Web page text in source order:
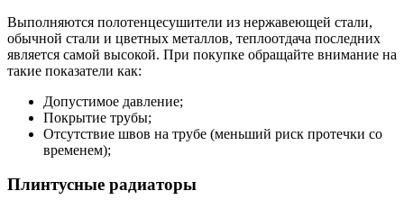
Выполняются полотенцесушители из нержавеющей стали,
обычной стали и цветных металлов, теплоотдача последних
является самой высокой. При покупке обращайте внимание на
такие показатели как:
Допустимое давление;
Покрытие трубы;
Отсутствие швов на трубе (меньший риск протечки со
временем);
Плинтусные радиаторы